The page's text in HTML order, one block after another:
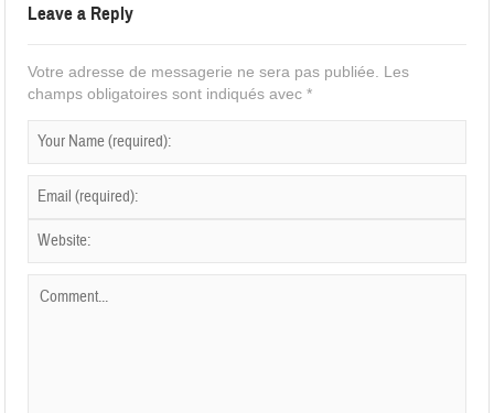
Leave a Reply
Votre adresse de messagerie ne sera pas publiée.
Les
champs obligatoires sont indiqués avec*